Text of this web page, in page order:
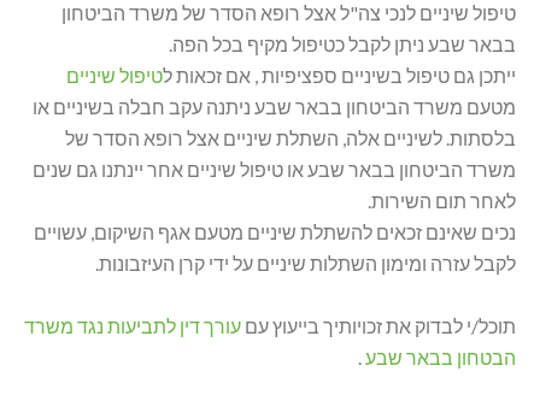
טיפול שיניים לנכי צה"ל אצל רופא הסדר של משרד הביטחון
בבאר שבע ניתן לקבל כטיפול מקיף בכל הפה.
ייתכן גם טיפול בשיניים ספציפיות , אם זכאות לטיפול שיניים
מטעם משרד הביטחון בבאר שבע ניתנה עקב חבלה בשיניים או
בלסתות. לשיניים אלה, השתלת שיניים אצל רופא הסדר של
משרד הביטחון בבאר שבע או טיפול שיניים אחר יינתנו גם שנים
לאחר תום השירות.
נכים שאינם זכאים להשתלת שיניים מטעם אגף השיקום, עשויים
לקבל עזרה ומימון השתלות שיניים על ידי קרן העיזבונות.
תוכל/י לבדוק את זכויותיך בייעוץ עם עורך דין לתביעות נגד משרד
הבטחון בבאר שבע.